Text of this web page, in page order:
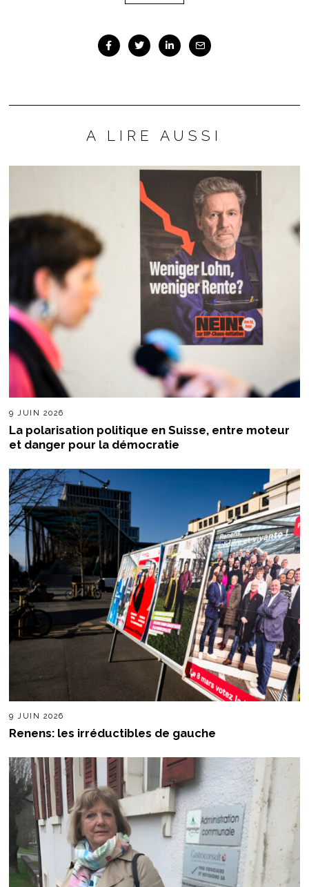
A LIRE AUSSI
9 JUIN 2026
La polarisation politique en Suisse, entre moteur
et danger pour la démocratie
9 JUIN 2026
Renens: les irréductibles de gauche